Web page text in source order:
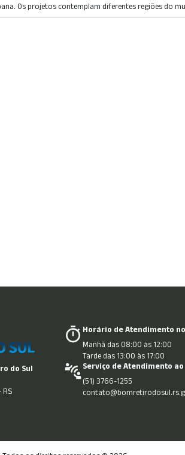
Os projetos contemplam diferentes regiões do
do Sul
RS
Horário de Atendimento
Manhã das 08:00 às 12:00
Tarde das 13:00 às 17:00
Serviço de Atendimento ao
(51) 3766-1255